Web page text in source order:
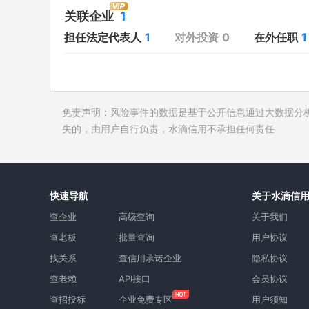
对外投资
在外任职 1
所属集团
法院公告
失信被执
司法协助
关联企业 1
担任法定代表人 1 对外投资 0 在外任职 1
免责声明：风险事件的数据是基于公开信息通过大数据
失的，由用户自行负责，水滴信用不承担任何责任
快速导航
查企业
查老板
找关系
查老赖
查招投标
高级查询
批量查询
查信用承诺企业
API接口
企业免费专区
关于水滴信用
关于我们
用户协议
隐私协议
会员协议
用户须知